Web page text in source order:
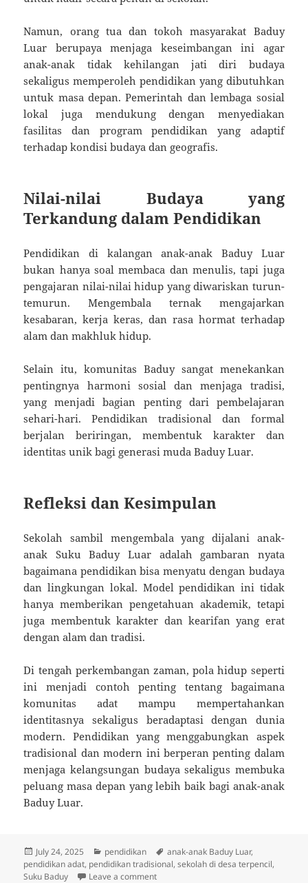
Namun, orang tua dan tokoh masyarakat Baduy
Luar berupaya menjaga keseimbangan ini agar
anak-anak tidak kehilangan jati diri budaya
sekaligus memperoleh pendidikan yang dibutuhkan
untuk masa depan. Pemerintah dan lembaga sosial
lokal juga mendukung dengan menyediakan
fasilitas dan program pendidikan yang adaptif
terhadap kondisi budaya dan geografis.
Nilai-nilai Budaya yang
Terkandung dalam Pendidikan
Pendidikan di kalangan anak-anak Baduy Luar
bukan hanya soal membaca dan menulis, tapi juga
pengajaran nilai-nilai hidup yang diwariskan turun-
temurun. Mengembala ternak mengajarkan
kesabaran, kerja keras, dan rasa hormat terhadap
alam dan makhluk hidup.
Selain itu, komunitas Baduy sangat menekankan
pentingnya harmoni sosial dan menjaga tradisi,
yang menjadi bagian penting dari pembelajaran
sehari-hari. Pendidikan tradisional dan formal
berjalan beriringan, membentuk karakter dan
identitas unik bagi generasi muda Baduy Luar.
Refleksi dan Kesimpulan
Sekolah sambil mengembala yang dijalani anak-
anak Suku Baduy Luar adalah gambaran nyata
bagaimana pendidikan bisa menyatu dengan budaya
dan lingkungan lokal. Model pendidikan ini tidak
hanya memberikan pengetahuan akademik, tetapi
juga membentuk karakter dan kearifan yang erat
dengan alam dan tradisi.
Di tengah perkembangan zaman, pola hidup seperti
ini menjadi contoh penting tentang bagaimana
komunitas adat mampu mempertahankan
identitasnya sekaligus beradaptasi dengan dunia
modern. Pendidikan yang menggabungkan aspek
tradisional dan modern ini berperan penting dalam
menjaga kelangsungan budaya sekaligus membuka
peluang masa depan yang lebih baik bagi anak-anak
Baduy Luar.
Posted
on
July 24, 2025 Categories
pendidikan Tags
anak-anak Baduy Luar,
pendidikan adat, pendidikan tradisional,sekolah di desa terpencil,
Suku Baduy
Leave a commenton Sekolah Sambil Mengembala: